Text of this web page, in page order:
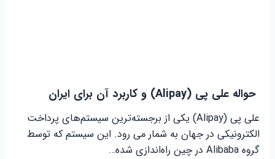
حواله علی پی (Alipay) و کاربرد آن برای ایران
علی پی (Alipay) یکی از برجسته‌ترین سیستم‌های پرداخت
الکترونیکی در جهان به شمار می رود. این سیستم که توسط
گروه Alibaba در چین راه‌اندازی شده…